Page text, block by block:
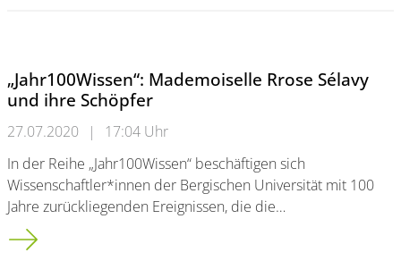
„Jahr100Wissen“: Mademoiselle Rrose Sélavy
und ihre Schöpfer
27.07.2020 |
17:04 Uhr
In der Reihe „Jahr100Wissen“ beschäftigen sich
Wissenschaftler*innen der Bergischen Universität mit 100
Jahre zurückliegenden Ereignissen, die die…
„Jahr100Wissen“: Mademoiselle Rrose Sélavy und ihre